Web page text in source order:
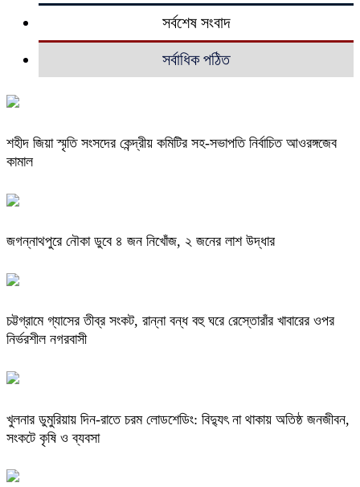
সর্বশেষ সংবাদ
সর্বাধিক পঠিত
শহীদ জিয়া স্মৃতি সংসদের কেন্দ্রীয় কমিটির সহ-সভাপতি নির্বাচিত আওরঙ্গজেব
কামাল
জগন্নাথপুরে নৌকা ডুবে ৪ জন নিখোঁজ, ২ জনের লাশ উদ্ধার
চট্টগ্রামে গ্যাসের তীব্র সংকট, রান্না বন্ধ বহু ঘরে রেস্তোরাঁর খাবারের ওপর
নির্ভরশীল নগরবাসী
খুলনার ডুমুরিয়ায় দিন-রাতে চরম লোডশেডিং: বিদ্যুৎ না থাকায় অতিষ্ঠ জনজীবন,
সংকটে কৃষি ও ব্যবসা